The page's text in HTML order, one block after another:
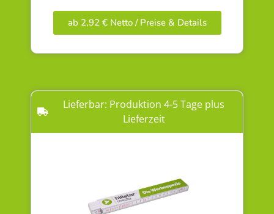
ab 2,92 € Netto / Preise & Details
Lieferbar: Produktion 4-5 Tage plus
Lieferzeit